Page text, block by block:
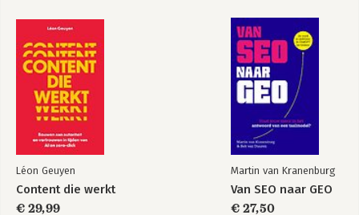
Léon Geuyen
Content die werkt
€ 29,99
Martin van Kranenburg
Van SEO naar GEO
€ 27,50